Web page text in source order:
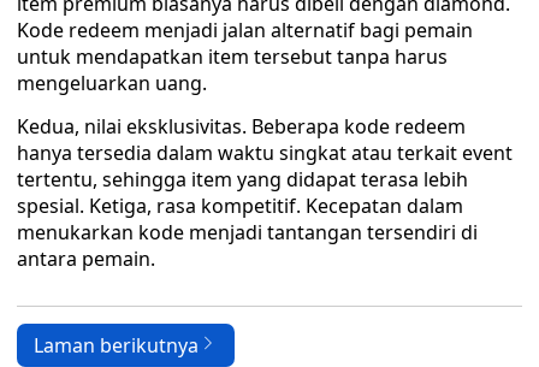
Kode redeem menjadi jalan alternatif bagi pemain
untuk mendapatkan item tersebut tanpa harus
mengeluarkan uang.
Kedua, nilai eksklusivitas. Beberapa kode redeem
hanya tersedia dalam waktu singkat atau terkait event
tertentu, sehingga item yang didapat terasa lebih
spesial. Ketiga, rasa kompetitif. Kecepatan dalam
menukarkan kode menjadi tantangan tersendiri di
antara pemain.
Laman berikutnya